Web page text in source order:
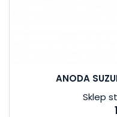
ANODA
Sklep